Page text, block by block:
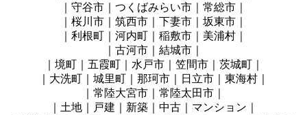
｜守谷市｜つくばみらい市｜常総市｜
｜桜川市｜筑西市｜下妻市 ｜坂東市
｜利根町｜河内町｜稲敷市 ｜美浦村
｜古河市｜結城市｜
｜境町｜五霞町｜水戸市 ｜笠間市｜茨城町
｜大洗町｜城里町｜那珂市 ｜日立市 ｜東海村
｜常陸大宮市 ｜常陸太田市
｜土地｜戸建｜新築｜中古｜マンション｜